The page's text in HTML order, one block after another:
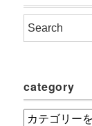
category
category